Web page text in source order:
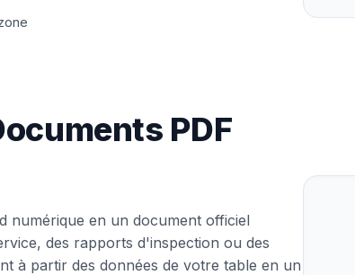
PDF
numérique en un document officiel
des rapports d'inspection ou des
à partir des données de votre table en un